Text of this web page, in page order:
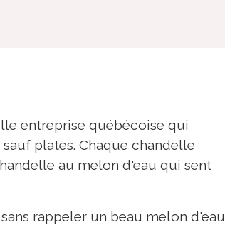
entreprise québécoise qui
plates. Chaque chandelle
au melon d'eau qui sent
rappeler un beau melon d'eau